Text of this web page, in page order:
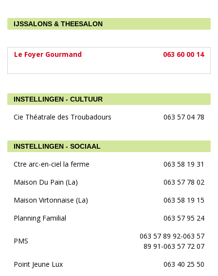
IJSSALONS & THEESALON
Le Foyer Gourmand 063 60 00 14
INSTELLINGEN - CULTUUR
Cie Théatrale des Troubadours 063 57 04 78
INSTELLINGEN - SOCIAAL
Ctre arc-en-ciel la ferme
063 58 19 31
Maison Du Pain (La)
063 57 78 02
Maison Virtonnaise (La)
063 58 19 15
Planning Familial
063 57 95 24
PMS
063 57 89 92-063 57
89 91-063 57 72 07
Point Jeune Lux
063 40 25 50